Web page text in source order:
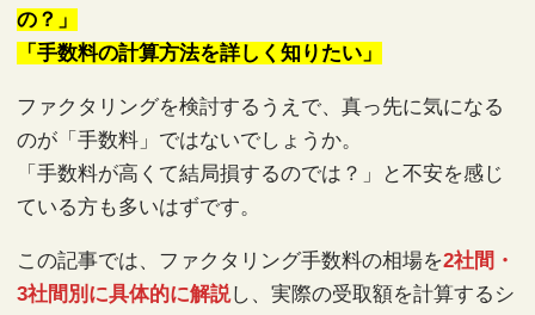
の？」
「手数料の計算方法を詳しく知りたい」
ファクタリングを検討するうえで、真っ先に気になる
のが「手数料」ではないでしょうか。
「手数料が高くて結局損するのでは？」と不安を感じ
ている方も多いはずです。
この記事では、ファクタリング手数料の相場を2社間・
3社間別に具体的に解説し、実際の受取額を計算するシ